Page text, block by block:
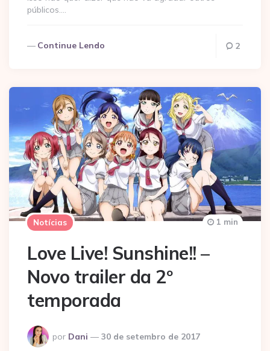
públicos….
Continue Lendo 2
Notícias
Love Live! Sunshine!! –
Novo trailer da 2º
temporada
Postado
por
por Dani 30 de setembro de 2017
1 min